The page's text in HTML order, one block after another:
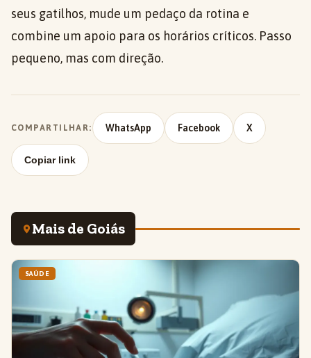
seus gatilhos, mude um pedaço da rotina e
combine um apoio para os horários críticos. Passo
pequeno, mas com direção.
COMPARTILHAR: WhatsApp Facebook X
Copiar link
Mais de Goiás
SAÚDE